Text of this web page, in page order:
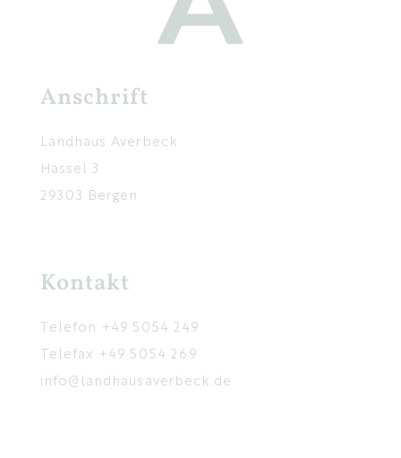
Anschrift
Landhaus Averbeck
Hassel 3
29303 Bergen
Kontakt
Telefon +49 5054 249
Telefax +49 5054 269
info@landhausaverbeck.de